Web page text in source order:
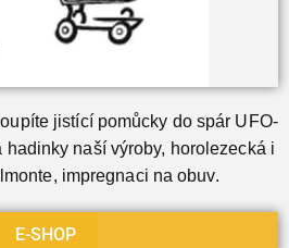
jistící pomůcky do spár UFO-
hadinky naší výroby, horolezecká i
impregnaci na obuv.
E-SHOP